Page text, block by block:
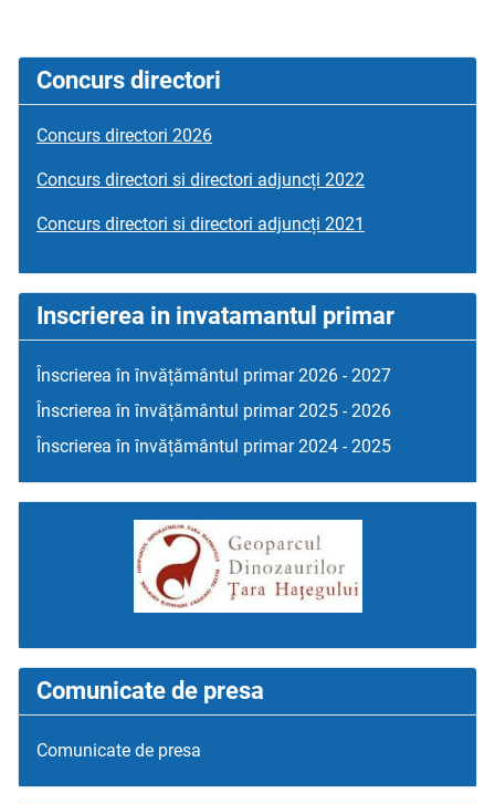
Concurs directori
Concurs directori 2026
Concurs directori si directori adjuncți 2022
Concurs directori si directori adjuncți 2021
Inscrierea in invatamantul primar
Înscrierea în învățământul primar 2026 - 2027
Înscrierea în învățământul primar 2025 - 2026
Înscrierea în învățământul primar 2024 - 2025
Comunicate de presa
Comunicate de presa